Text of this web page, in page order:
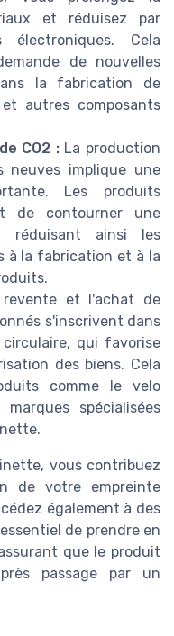
et réduisez par
électroniques. Cela
de nouvelles
la fabrication de
autres composants
CO2 :La production
implique une
Les produits
de contourner une
réduisant ainsi les
à la fabrication et à la
et l'achat de
s'inscrivent dans
qui favorise
des biens. Cela
comme le velo
spécialisées
vous contribuez
de votre empreinte
également à des
de prendre en
que le produit
passage par un